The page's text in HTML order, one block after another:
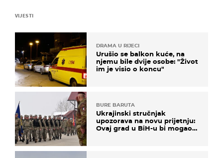
VIJESTI
DRAMA U RIJECI
Urušio se balkon kuće, na
njemu bile dvije osobe: "Život
im je visio o koncu"
BURE BARUTA
Ukrajinski stručnjak
upozorava na novu prijetnju:
Ovaj grad u BiH-u bi mogao